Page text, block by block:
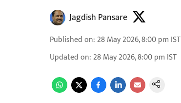
Jagdish Pansare
Published on: 28 May 2026, 8:00 pm IST
Updated on: 28 May 2026, 8:00 pm IST